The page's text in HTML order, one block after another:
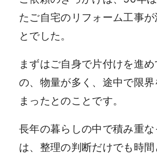
たご自宅のリフォーム工事が
とでした。
まずはご自身で片付けを進
の、物量が多く、途中で限界
まったとのことです。
長年の暮らしの中で積み重
は、整理の判断だけでも時